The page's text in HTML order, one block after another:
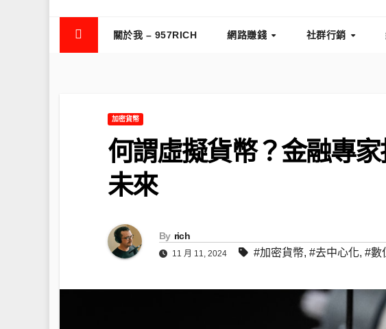
關於我 – 957RICH 網路賺錢 社群行銷
加密貨幣
何謂虛擬貨幣？金融專
未來
By rich
11 月 11, 2024 #加密貨幣, #去中心化, #數